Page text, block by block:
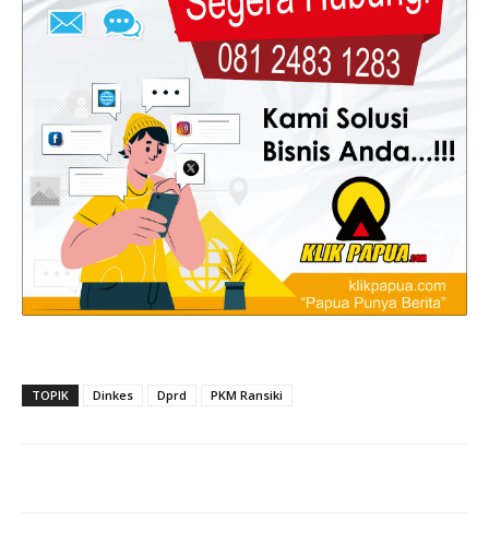
TOPIK Dinkes Dprd PKM Ransiki